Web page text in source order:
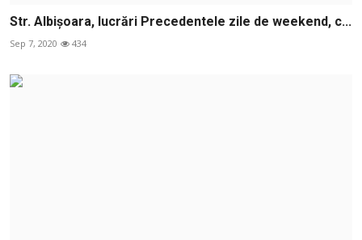
Str. Albișoara, lucrări Precedentele zile de weekend, c...
Sep 7, 2020 434